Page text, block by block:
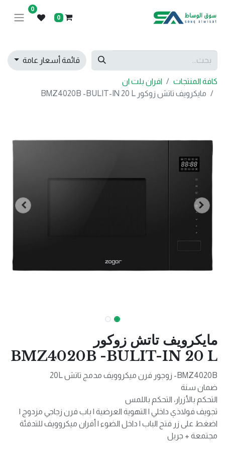
0
0
قائمة أسعار عامة
كافة المنتجات
افران بلت ان
مايكرويف تاتش زوكور BMZ4020B -BULIT-IN 20 L
مايكرويف تاتش زوكور
BMZ4020B -BULIT-IN 20 L
BMZ4020B- زوجور فرن ميكروويف مدمج تاتش 20L
ضمان سنة
التحكم بالأزرار، التحكم باللمس
تجويف فولاذي داخلي | التهوية العرضية | باب فرن زجاجي مزدوج |
اضغط على زر فتح الباب | داخل الضوء | أفران ميكروويف للتدفئة
مجتمعة + جريل